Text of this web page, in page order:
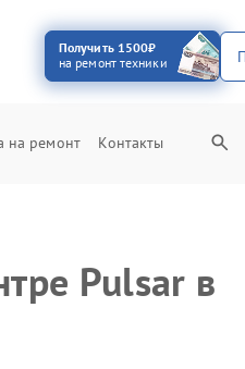
Получить 1500₽
на ремонт техники
на ремонт Контакты
Pulsar в